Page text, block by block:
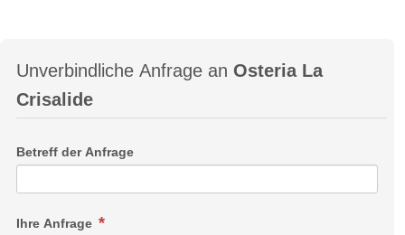
Unverbindliche Anfrage an Osteria La
Crisalide
Betreff der Anfrage
Ihre Anfrage